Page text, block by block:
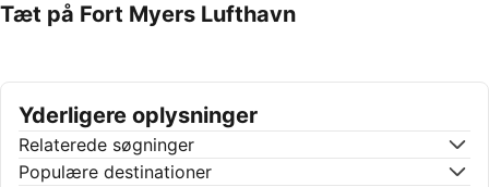
Tæt på Fort Myers Lufthavn
Yderligere oplysninger
Relaterede søgninger
Populære destinationer